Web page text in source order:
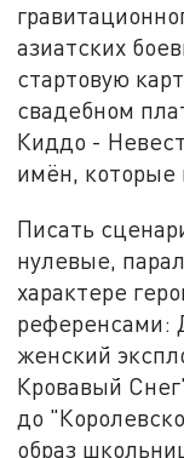
азиатских
стартовую
свадебном
Киддо -
имён, которые
Писать
нулевые,
характере
референсами:
женский
Кровавый
до
образ